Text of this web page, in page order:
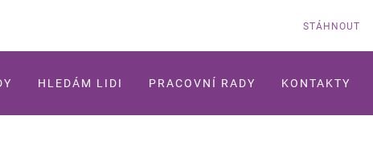
STÁHNOUT
HLEDÁM LIDI PRACOVNÍ RADY KONTAKTY